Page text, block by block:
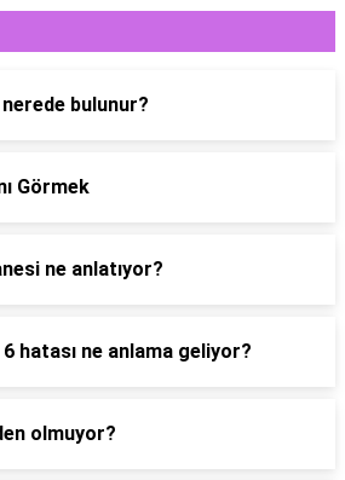
bulunur?
Görmek
ne anlatıyor?
hatası ne anlama geliyor?
olmuyor?